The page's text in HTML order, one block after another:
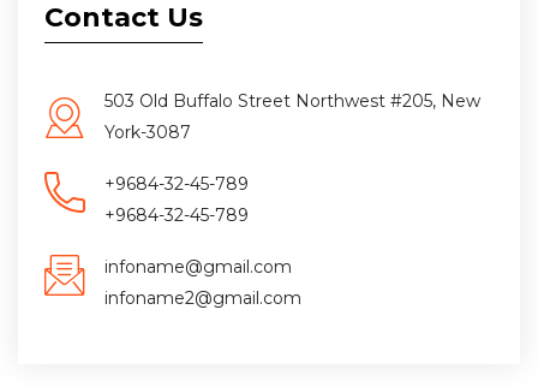
Contact Us
503 Old Buffalo Street Northwest #205, New
York-3087
+9684-32-45-789
+9684-32-45-789
infoname@gmail.com
infoname2@gmail.com